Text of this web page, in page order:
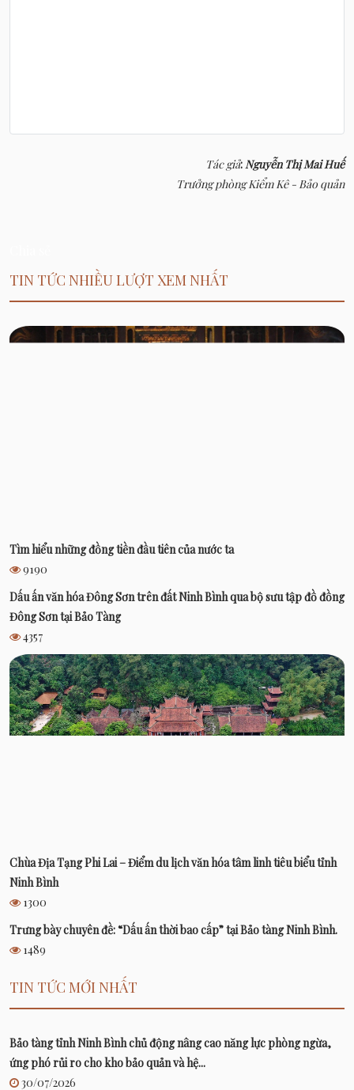
Tác giả:Nguyễn Thị Mai Huế
Trưởng phòng Kiểm Kê - Bảo quản
TIN TỨC NHIỀU LƯỢT XEM NHẤT
Tìm hiểu những đồng tiền đầu tiên của nước ta
9190
Dấu ấn văn hóa Đông Sơn trên đất Ninh Bình qua bộ sưu tập đồ đồng
Đông Sơn tại Bảo Tàng
4357
Chùa Địa Tạng Phi Lai – Điểm du lịch văn hóa tâm linh tiêu biểu tỉnh
Ninh Bình
1300
Trưng bày chuyên đề: “Dấu ấn thời bao cấp” tại Bảo tàng Ninh Bình.
1489
TIN TỨC MỚI NHẤT
Bảo tàng tỉnh Ninh Bình chủ động nâng cao năng lực phòng ngừa,
ứng phó rủi ro cho kho bảo quản và hệ...
30/07/2026